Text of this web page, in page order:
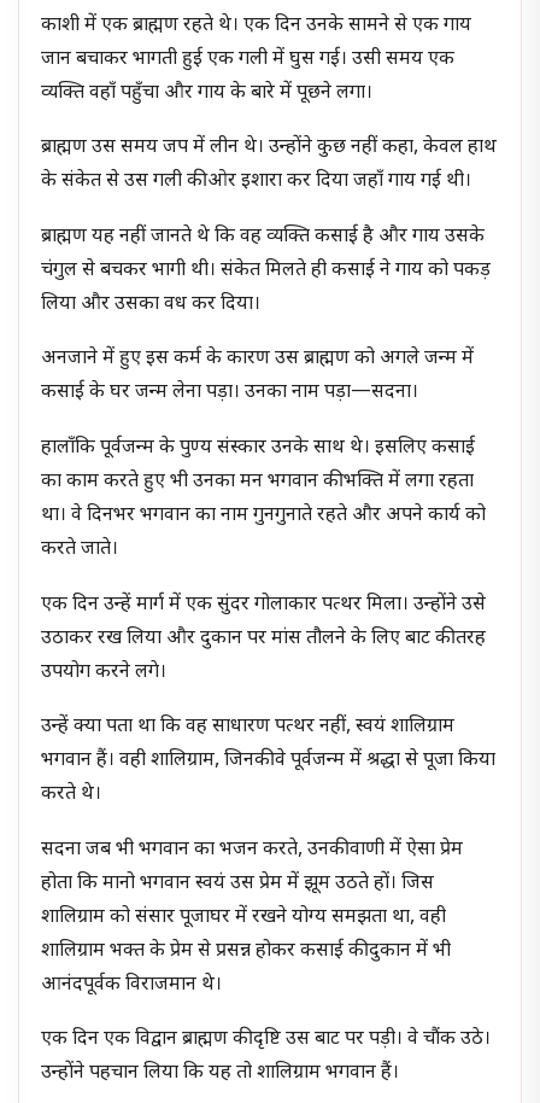
काशी में एक ब्राह्मण रहते थे। एक दिन उनके सामने से एक गाय
जान बचाकर भागती हुई एक गली में घुस गई। उसी समय एक
व्यक्ति वहाँ पहुँचा और गाय के बारे में पूछने लगा।
ब्राह्मण उस समय जप में लीन थे। उन्होंने कुछ नहीं कहा, केवल हाथ
के संकेत से उस गली की ओर इशारा कर दिया जहाँ गाय गई थी।
ब्राह्मण यह नहीं जानते थे कि वह व्यक्ति कसाई है और गाय उसके
चंगुल से बचकर भागी थी। संकेत मिलते ही कसाई ने गाय को पकड़
लिया और उसका वध कर दिया।
अनजाने में हुए इस कर्म के कारण उस ब्राह्मण को अगले जन्म में
कसाई के घर जन्म लेना पड़ा। उनका नाम पड़ा—सदना।
हालाँकि पूर्वजन्म के पुण्य संस्कार उनके साथ थे। इसलिए कसाई
का काम करते हुए भी उनका मन भगवान की भक्ति में लगा रहता
था। वे दिनभर भगवान का नाम गुनगुनाते रहते और अपने कार्य को
करते जाते।
एक दिन उन्हें मार्ग में एक सुंदर गोलाकार पत्थर मिला। उन्होंने उसे
उठाकर रख लिया और दुकान पर मांस तौलने के लिए बाट की तरह
उपयोग करने लगे।
उन्हें क्या पता था कि वह साधारण पत्थर नहीं, स्वयं शालिग्राम
भगवान हैं। वही शालिग्राम, जिनकी वे पूर्वजन्म में श्रद्धा से पूजा किया
करते थे।
सदना जब भी भगवान का भजन करते, उनकी वाणी में ऐसा प्रेम
होता कि मानो भगवान स्वयं उस प्रेम में झूम उठते हों। जिस
शालिग्राम को संसार पूजाघर में रखने योग्य समझता था, वही
शालिग्राम भक्त के प्रेम से प्रसन्न होकर कसाई की दुकान में भी
आनंदपूर्वक विराजमान थे।
एक दिन एक विद्वान ब्राह्मण की दृष्टि उस बाट पर पड़ी। वे चौंक उठे।
उन्होंने पहचान लिया कि यह तो शालिग्राम भगवान हैं।